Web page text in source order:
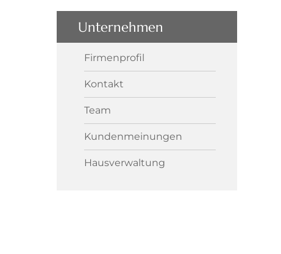
Unternehmen
Firmenprofil
Kontakt
Team
Kundenmeinungen
Hausverwaltung